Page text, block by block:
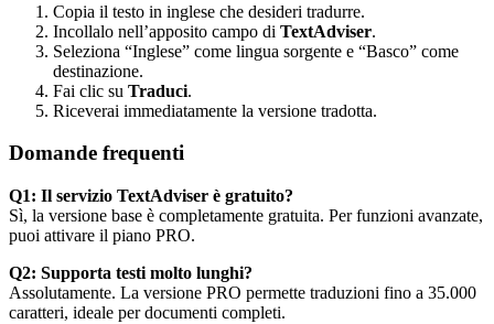
Copia il testo in inglese che desideri tradurre.
Incollalo nell’apposito campo di TextAdviser.
Seleziona “Inglese” come lingua sorgente e “Basco” come
destinazione.
Fai clic su Traduci.
Riceverai immediatamente la versione tradotta.
Domande frequenti
Q1: Il servizio TextAdviser è gratuito?
Sì, la versione base è completamente gratuita. Per funzioni avanzate,
puoi attivare il piano PRO.
Q2: Supporta testi molto lunghi?
Assolutamente. La versione PRO permette traduzioni fino a 35.000
caratteri, ideale per documenti completi.